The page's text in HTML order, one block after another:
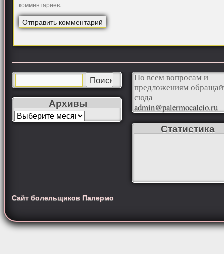
комментариев.
Архивы
По всем вопросам и
предложениям
сюда
admin@palermocalcio.ru
Статистика
Сайт болельщиков Палермо